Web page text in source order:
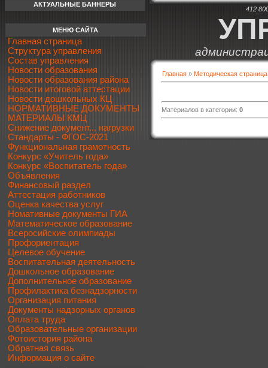
412
АКТУАЛЬНЫЕ БАННЕРЫ
Главная » Методическая страница
Материалов в категории: 0
МЕНЮ САЙТА
Главная страница
Структура управления
Состав управления
Новости образования
Новости образования района
Новости итоговой аттестации
Новости дошкольных КЦ
НОРМАТИВНЫЕ ДОКУМЕНТЫ
МАТЕРИАЛЫ КМЦ
Снижение документ... нагрузки
Стандарты - ФГОС-2021
Функциональная грамотность
Конкурс «Учитель года»
Конкурс «Воспитатель года»
Объявления
Финансовый раздел
Аттестация работников
Оценка качества услуг
Номативные документы ГИА
Математическое образование
Всеросийские олимпиады
Профориентация
Целевое обучение
Воспитательная деятельность
Дошкольное образование
Дополнительное образование
Профилактика безнадзорности
Организация питания
Документы надзорных органов
Оплата труда
Образовательные организации
Фотоистория района
Обратная связь
Информация о сайте